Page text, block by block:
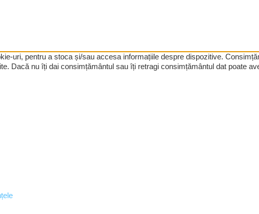
uri, pentru a stoca și/sau accesa informațiile despre dispozitive.
Dacă nu îți dai consimțământul sau îți retragi consimțământul dat poate